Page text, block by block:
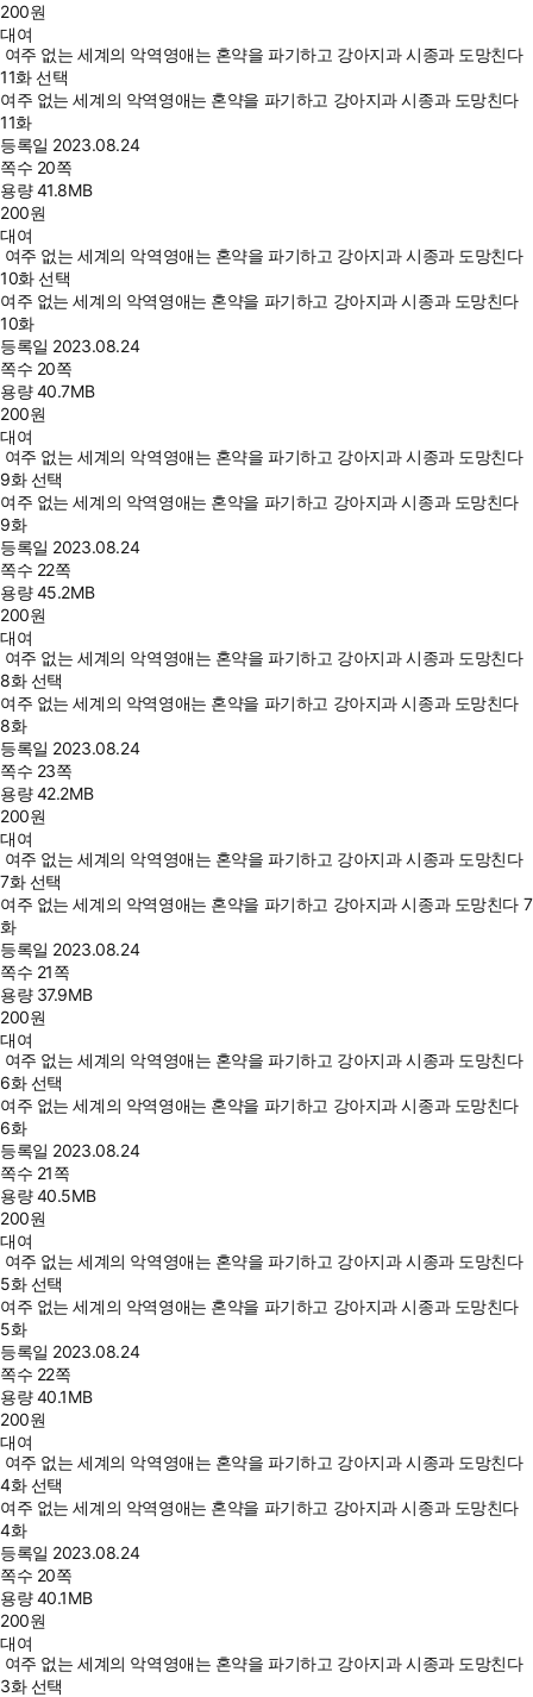
200원
대여
여주 없는 세계의 악역영애는 혼약을 파기하고 강아지과 시종과 도망친다
11화 선택
여주 없는 세계의 악역영애는 혼약을 파기하고 강아지과 시종과 도망친다
11화
등록일 2023.08.24
쪽수 20쪽
용량41.8MB
200원
대여
여주 없는 세계의 악역영애는 혼약을 파기하고 강아지과 시종과 도망친다
10화 선택
여주 없는 세계의 악역영애는 혼약을 파기하고 강아지과 시종과 도망친다
10화
등록일 2023.08.24
쪽수 20쪽
용량40.7MB
200원
대여
여주 없는 세계의 악역영애는 혼약을 파기하고 강아지과 시종과 도망친다
9화 선택
여주 없는 세계의 악역영애는 혼약을 파기하고 강아지과 시종과 도망친다
9화
등록일 2023.08.24
쪽수 22쪽
용량45.2MB
200원
대여
여주 없는 세계의 악역영애는 혼약을 파기하고 강아지과 시종과 도망친다
8화 선택
여주 없는 세계의 악역영애는 혼약을 파기하고 강아지과 시종과 도망친다
8화
등록일 2023.08.24
쪽수 23쪽
용량42.2MB
200원
대여
여주 없는 세계의 악역영애는 혼약을 파기하고 강아지과 시종과 도망친다
7화 선택
여주 없는 세계의 악역영애는 혼약을 파기하고 강아지과 시종과 도망친다 7
화
등록일 2023.08.24
쪽수 21쪽
용량 37.9MB
200원
대여
여주 없는 세계의 악역영애는 혼약을 파기하고 강아지과 시종과 도망친다
6화 선택
여주 없는 세계의 악역영애는 혼약을 파기하고 강아지과 시종과 도망친다
6화
등록일 2023.08.24
쪽수 21쪽
용량40.5MB
200원
대여
여주 없는 세계의 악역영애는 혼약을 파기하고 강아지과 시종과 도망친다
5화 선택
여주 없는 세계의 악역영애는 혼약을 파기하고 강아지과 시종과 도망친다
5화
등록일 2023.08.24
쪽수 22쪽
용량40.1MB
200원
대여
여주 없는 세계의 악역영애는 혼약을 파기하고 강아지과 시종과 도망친다
4화 선택
여주 없는 세계의 악역영애는 혼약을 파기하고 강아지과 시종과 도망친다
4화
등록일 2023.08.24
쪽수 20쪽
용량40.1MB
200원
대여
여주 없는 세계의 악역영애는 혼약을 파기하고 강아지과 시종과 도망친다
3화 선택